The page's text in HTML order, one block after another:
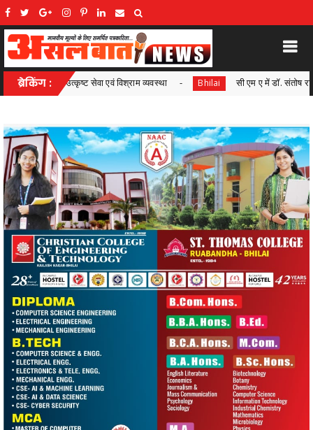
ब्रेकिंग :
Bhilai सी एम ए में डॉ. संतोष राय इंस्टिट्यूट के गुरकीरत सिंह भंगू ने ऑल इंडिया रैंक